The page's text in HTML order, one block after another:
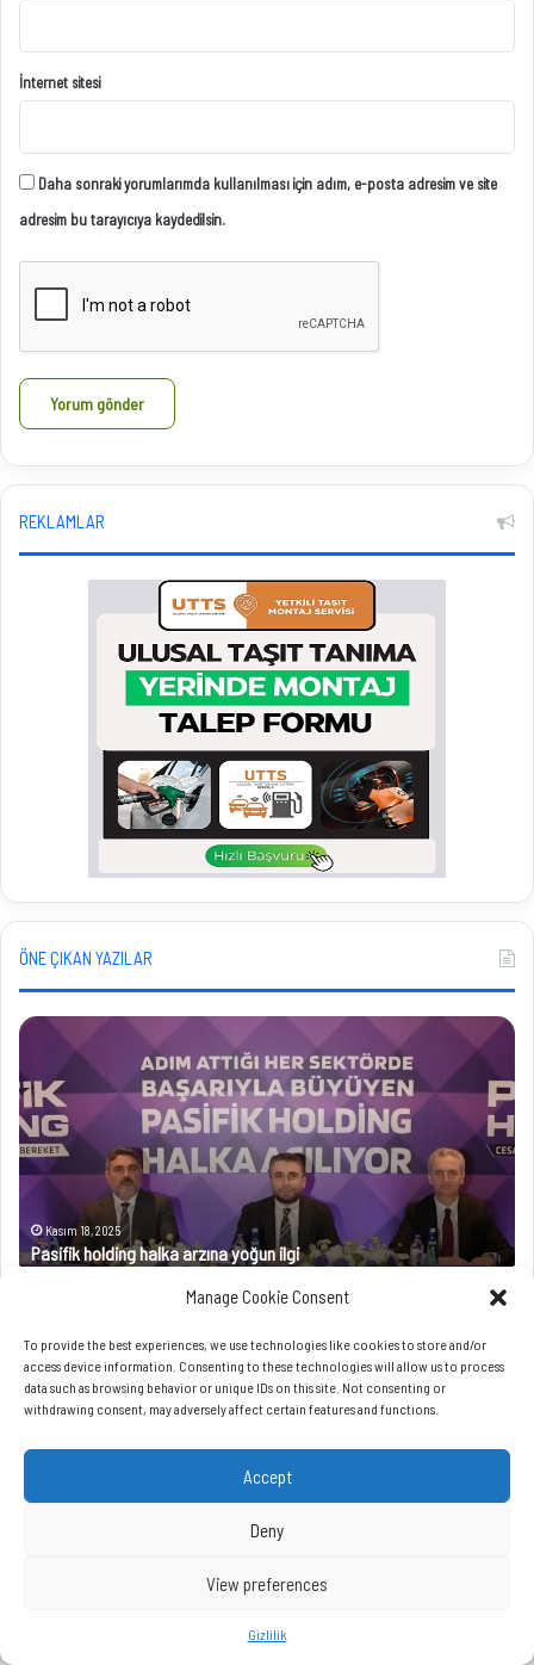
Manage Cookie Consent
To provide the best experiences, we use technologies like cookies to store and/or
access device information. Consenting to these technologies will allow us to process
data such as browsing behavior or unique IDs on this site. Not consenting or
withdrawing consent, may adversely affect certain features and functions.
Accept
Deny
View preferences
Gizlilik